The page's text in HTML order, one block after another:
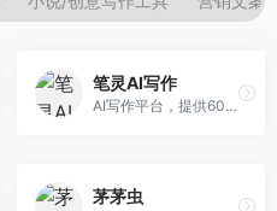
笔灵AI写作
AI写作平台，提供600+写作模板。面向学生、职场人士和内容创作者，支持论文、公文、营销文案等多种文体，模板丰富，一键生成，写作效率大幅提升。
茅茅虫